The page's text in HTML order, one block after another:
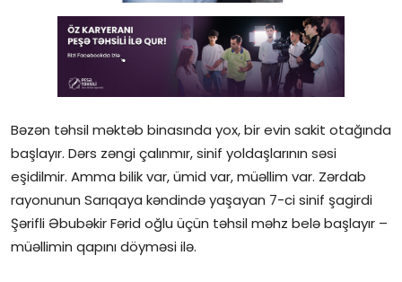
Reportaj
Pedaqogika
Regionlar
Qəzetin PDF arxivi
İctimai şura
Bəzən təhsil məktəb binasında yox, bir evin sakit otağında
başlayır. Dərs zəngi çalınmır, sinif yoldaşlarının səsi
eşidilmir. Amma bilik var, ümid var, müəllim var. Zərdab
rayonunun Sarıqaya kəndində yaşayan 7-ci sinif şagirdi
Şərifli Əbubəkir Fərid oğlu üçün təhsil məhz belə başlayır –
müəllimin qapını döyməsi ilə.